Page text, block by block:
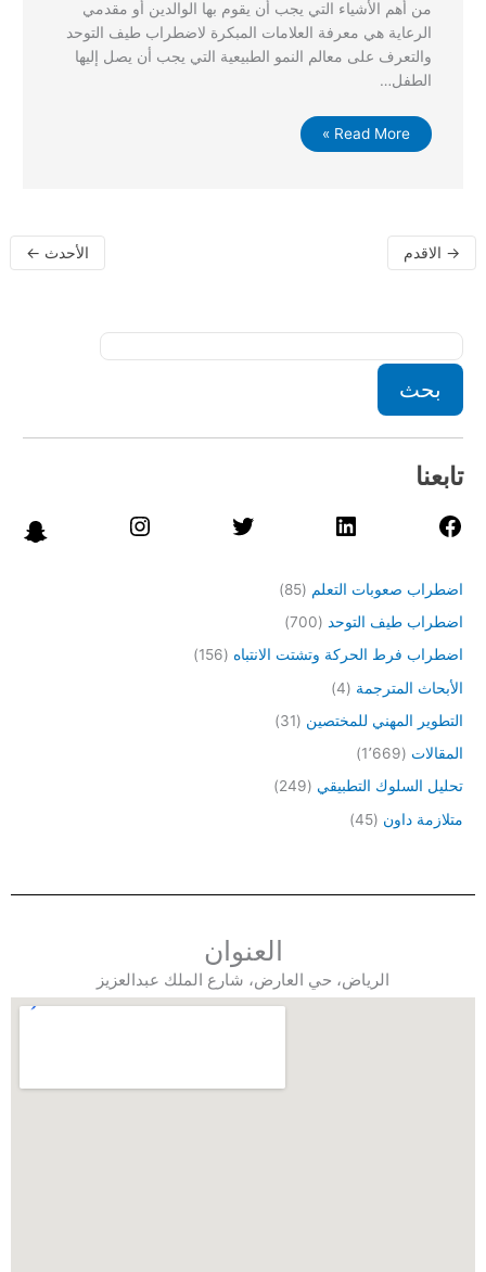
من أهم الأشياء التي يجب أن يقوم بها الوالدين أو مقدمي
الرعاية هي معرفة العلامات المبكرة لاضطراب طيف التوحد
والتعرف على معالم النمو الطبيعية التي يجب أن يصل إليها
الطفل…
Read More »
→ الاقدم الأحدث ←
بحث
تابعنا
اضطراب صعوبات التعلم (85)
اضطراب طيف التوحد (700)
اضطراب فرط الحركة وتشتت الانتباه (156)
الأبحاث المترجمة (4)
التطوير المهني للمختصين (31)
المقالات (1٬669)
تحليل السلوك التطبيقي (249)
متلازمة داون (45)
العنوان
الرياض، حي العارض، شارع الملك عبدالعزيز